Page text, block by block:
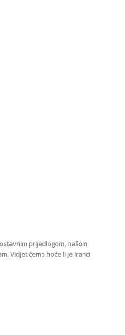
prijedlogom, našom
Vidjet ćemo hoće li je Iranci